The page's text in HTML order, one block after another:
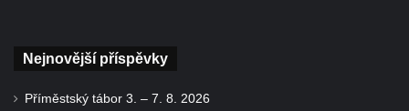
Nejnovější příspěvky
Příměstský tábor 3. – 7. 8. 2026